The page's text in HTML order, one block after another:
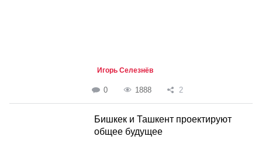
Игорь Селезнёв
0 1888 2
Бишкек и Ташкент проектируют
общее будущее